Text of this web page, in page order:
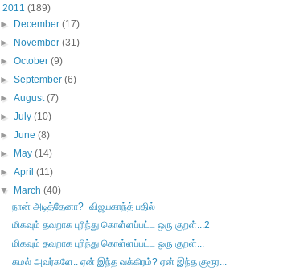
2011 (189)
►
December(17)
►
November(31)
►October(9)
►September(6)
►August(7)
►July(10)
►June(8)
►
May(14)
►April(11)
▼
March(40)
நான் அடித்தேனா?- விஜயகாந்த் பதில்
மிகவும் தவறாக புரிந்து கொள்ளப்பட்ட ஒரு குறள்...2
மிகவும் தவறாக புரிந்து கொள்ளப்பட்ட ஒரு குறள்...
கமல் அவர்களே.. ஏன் இந்த வக்கிரம்? ஏன் இந்த குரூர...